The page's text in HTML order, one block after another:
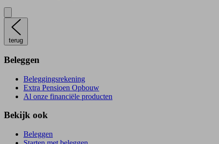
terug
Beleggen
Beleggingsrekening
Extra Pensioen Opbouw
Al onze financiële producten
Bekijk ook
Beleggen